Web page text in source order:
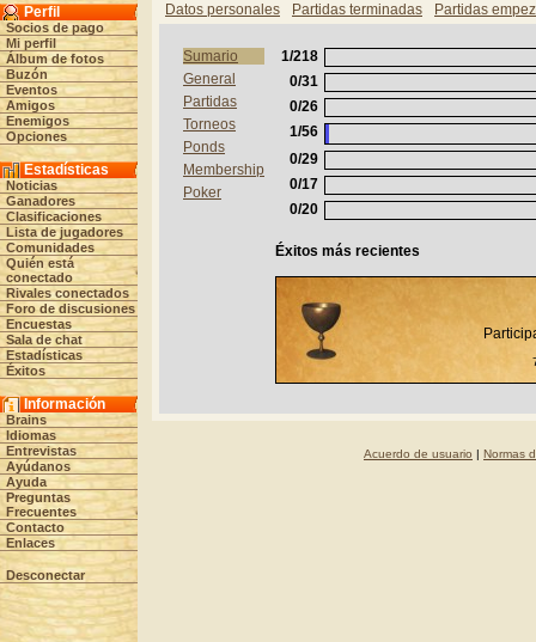
Perfil
Socios de pago
Mi perfil
Álbum de fotos
Buzón
Eventos
Amigos
Enemigos
Opciones
Estadísticas
Noticias
Ganadores
Clasificaciones
Lista de jugadores
Comunidades
Quién está
conectado
Rivales conectados
Foro de discusiones
Encuestas
Sala de chat
Estadísticas
Éxitos
Información
Brains
Idiomas
Entrevistas
Ayúdanos
Ayuda
Preguntas
Frecuentes
Contacto
Enlaces
Desconectar
Datos personales Partidas terminadas Partidas
Sumario
General
Partidas
Torneos
Ponds
Membership
Poker
1/218
0/31
0/26
1/56
0/29
0/17
0/20
Éxitos más recientes
Acuerdo de usuario | Normas